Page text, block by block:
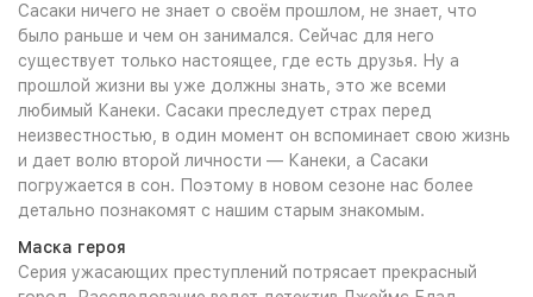
Сасаки ничего не знает о своём прошлом, не знает, что
было раньше и чем он занимался. Сейчас для него
существует только настоящее, где есть друзья. Ну а
прошлой жизни вы уже должны знать, это же всеми
любимый Канеки. Сасаки преследует страх перед
неизвестностью, в один момент он вспоминает свою жизнь
и дает волю второй личности — Канеки, а Сасаки
погружается в сон. Поэтому в новом сезоне нас более
детально познакомят с нашим старым знакомым.
Маска героя
Серия ужасающих преступлений потрясает прекрасный